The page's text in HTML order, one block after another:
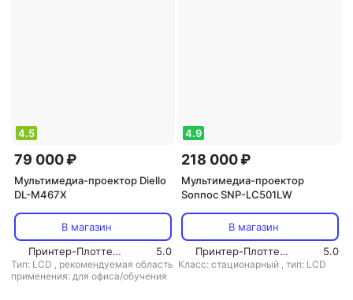
4.5
79 000 ₽
Мультимедиа-проектор Diello
DL-M467X
В магазин
Принтер-Плоттер.ру
5.0
Тип: LCD , рекомендуемая область
применения: для офиса/обучения
4.9
218 000 ₽
Мультимедиа-проектор
Sonnoc SNP-LC501LW
В магазин
Принтер-Плоттер.ру
5.0
Класс: стационарный , тип: LCD